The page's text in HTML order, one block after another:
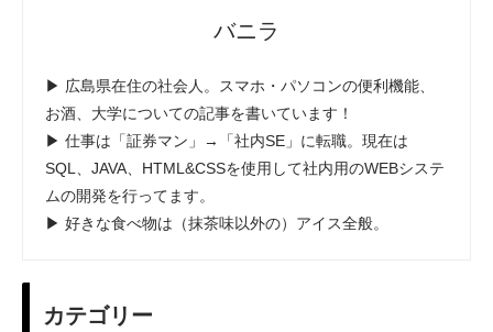
バニラ
▶ 広島県在住の社会人。スマホ・パソコンの便利機能、
お酒、大学についての記事を書いています！
▶ 仕事は「証券マン」→「社内SE」に転職。現在は
SQL、JAVA、HTML&CSSを使用して社内用のWEBシステ
ムの開発を行ってます。
▶ 好きな食べ物は（抹茶味以外の）アイス全般。
カテゴリー